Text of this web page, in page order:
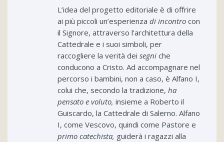
L’idea del progetto editoriale è di offrire
ai più piccoli un’esperienza di incontro con
il Signore, attraverso l’architettura della
Cattedrale e i suoi simboli, per
raccogliere la verità dei segni che
conducono a Cristo. Ad accompagnare nel
percorso i bambini, non a caso, è Alfano I,
colui che, secondo la tradizione, ha
pensato e voluto, insieme a Roberto il
Guiscardo, la Cattedrale di Salerno. Alfano
I, come Vescovo, quindi come Pastore e
primo catechista, guiderà i ragazzi alla